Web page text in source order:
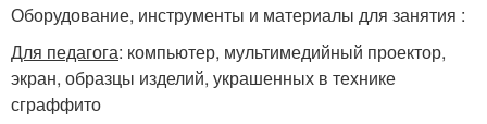
Оборудование, инструменты и материалы для занятия :
Для педагога: компьютер, мультимедийный проектор,
экран, образцы изделий, украшенных в технике
сграффито